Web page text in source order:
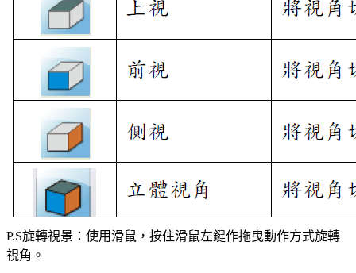
P.S旋轉視景：使用滑鼠，按住滑鼠左鍵作拖曳動作方式旋轉
視角。